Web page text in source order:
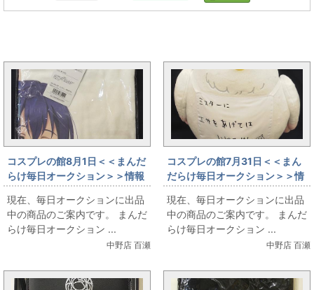
コスプレの館8月1日＜＜まんだ
らけ毎日オークション＞＞情報
です
現在、毎日オークションに出品
中の商品のご案内です。 まんだ
らけ毎日オークション ...
中野店 百瀬
コスプレの館7月31日＜＜まん
だらけ毎日オークション＞＞情
報です
現在、毎日オークションに出品
中の商品のご案内です。 まんだ
らけ毎日オークション ...
中野店 百瀬